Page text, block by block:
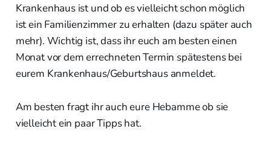
Krankenhaus ist und ob es vielleicht schon möglich
ist ein Familienzimmer zu erhalten (dazu später auch
mehr). Wichtig ist, dass ihr euch am besten einen
Monat vor dem errechneten Termin spätestens bei
eurem Krankenhaus/Geburtshaus anmeldet.
Am besten fragt ihr auch eure Hebamme ob sie
vielleicht ein paar Tipps hat.